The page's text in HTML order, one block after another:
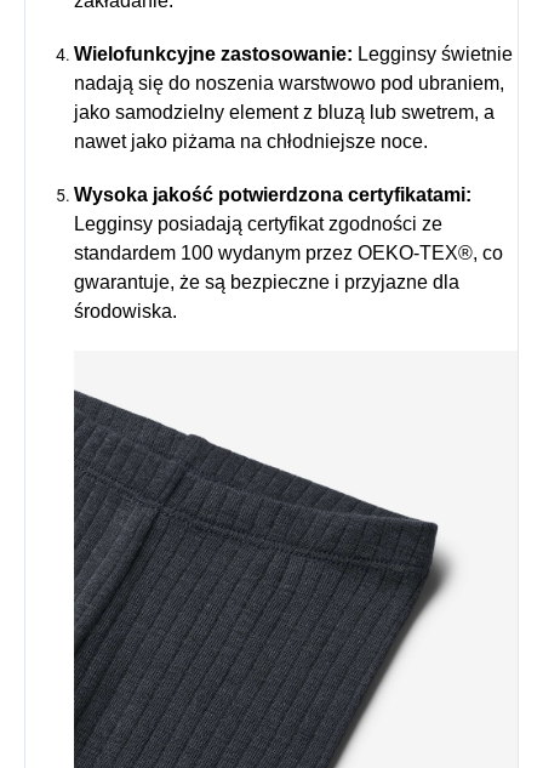
Wielofunkcyjne zastosowanie: Legginsy świetnie
nadają się do noszenia warstwowo pod ubraniem,
jako samodzielny element z bluzą lub swetrem, a
nawet jako piżama na chłodniejsze noce.
Wysoka jakość potwierdzona certyfikatami:
Legginsy posiadają certyfikat zgodności ze
standardem 100 wydanym przez OEKO-TEX®, co
gwarantuje, że są bezpieczne i przyjazne dla
środowiska.